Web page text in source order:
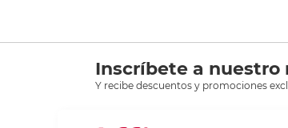
Inscríbete a
Y recibe descuentos y promociones